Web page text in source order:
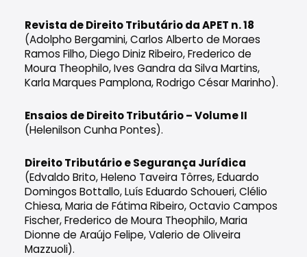
Revista de Direito Tributário da APET n. 18
(Adolpho Bergamini, Carlos Alberto de Moraes
Ramos Filho, Diego Diniz Ribeiro, Frederico de
Moura Theophilo, Ives Gandra da Silva Martins,
Karla Marques Pamplona, Rodrigo César Marinho).
Ensaios de Direito Tributário – Volume II
(Helenilson Cunha Pontes).
Direito Tributário e Segurança Jurídica
(Edvaldo Brito, Heleno Taveira Tôrres, Eduardo
Domingos Bottallo, Luís Eduardo Schoueri, Clélio
Chiesa, Maria de Fátima Ribeiro, Octavio Campos
Fischer, Frederico de Moura Theophilo, Maria
Dionne de Araújo Felipe, Valerio de Oliveira
Mazzuoli).